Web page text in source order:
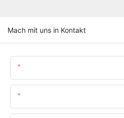
Mach mit uns in Kontakt